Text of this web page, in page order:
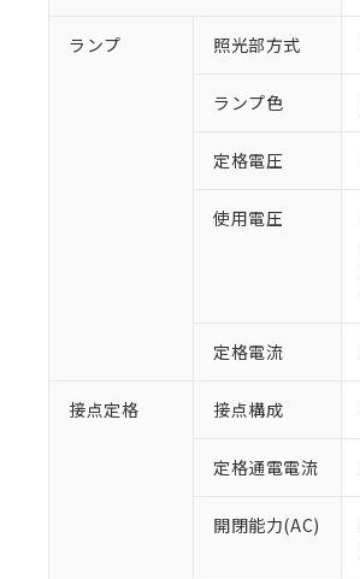
ランプ 照光部方式
ランプ色
定格電圧
使用電圧
定格電流
接点定格 接点構成
定格通電電流
開閉能力(AC)